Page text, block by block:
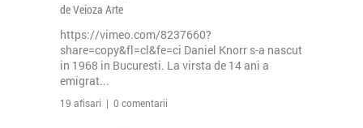
de Veioza Arte
https://vimeo.com/8237660?
share=copy&fl=cl&fe=ci Daniel Knorr s-a nascut
in 1968 in Bucuresti. La virsta de 14 ani a
emigrat...
19 afisari | 0 comentarii